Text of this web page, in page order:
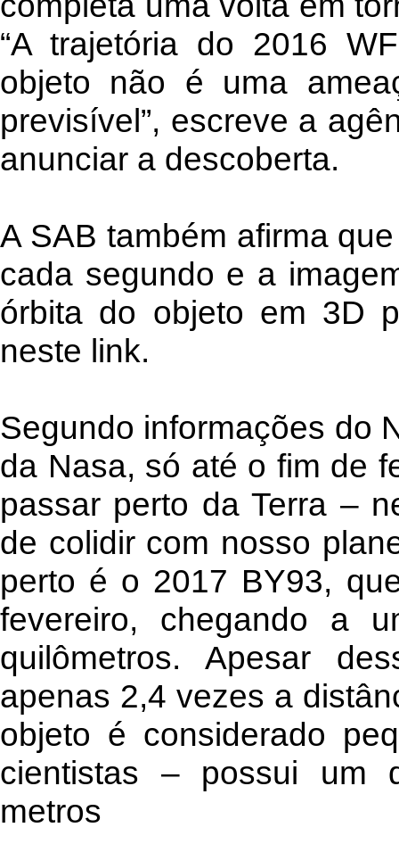
“A trajetória do 2016
objeto não é uma
previsível”, escreve a
anunciar a descoberta.
A SAB também afirma
cada segundo e a
órbita do objeto em 3D
neste link.
Segundo informações do
da Nasa, só até o fim de
passar perto da Terra –
de colidir com nosso
perto é o 2017 BY93,
fevereiro, chegando a
quilômetros. Apesar
apenas 2,4 vezes a
objeto é considerado
cientistas – possui um
metros